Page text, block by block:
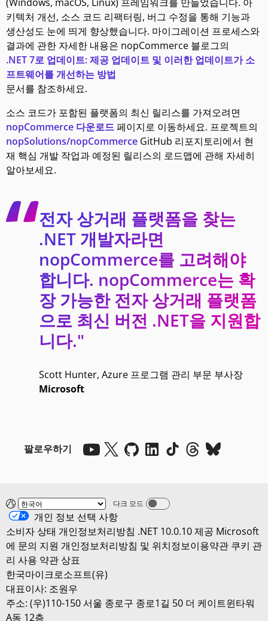
키텍처 개선, 소스 코드 리팩터링, 버그 수정을 통해 기능과
생산성도 눈에 띄게 향상했습니다. 마이그레이션 프로세스와
결과에 관한 자세한 내용은 nopCommerce 블로그의
.NET 7로 업데이트: 제공 업데이트 및 이러한 업데이트가 소
프트웨어를 개선하는 방법
문서를 참조하세요.
소스 코드가 포함된 플랫폼의 최신 릴리스를 가져오려면
nopCommerce 다운로드페이지로 이동하세요. 프로젝트의
nopSolutions/nopCommerce GitHub 리포지토리에서 현
재 핵심 개발 작업과 예정된 릴리스의 로드맵에 관해 자세히
알아보세요.
전자 상거래 플랫폼을 찾는
.NET 개발자라면
nopCommerce를 고려해야
합니다. nopCommerce는 확
장 가능한 전자 상거래 플랫폼
으로 최신 버전 .NET을 지원합
니다."
Scott Hunter, Azure 프로그램 관리 부문 부사장
Microsoft
팔로우하기
다크 모드
Dark mode off
개인 정보 선택 사항
소비자 상태 개인정보처리방침 .NET 10.0.10 제공 Microsoft
에 문의 지원 개인정보처리방침 및 위치정보이용약관 쿠키 관
리 사용 약관상표
한국마이크로소프트(유)
대표이사: 조원우
주소: (우)110-150 서울 종로구 종로1길 50 더 케이트윈타워
A동 12층